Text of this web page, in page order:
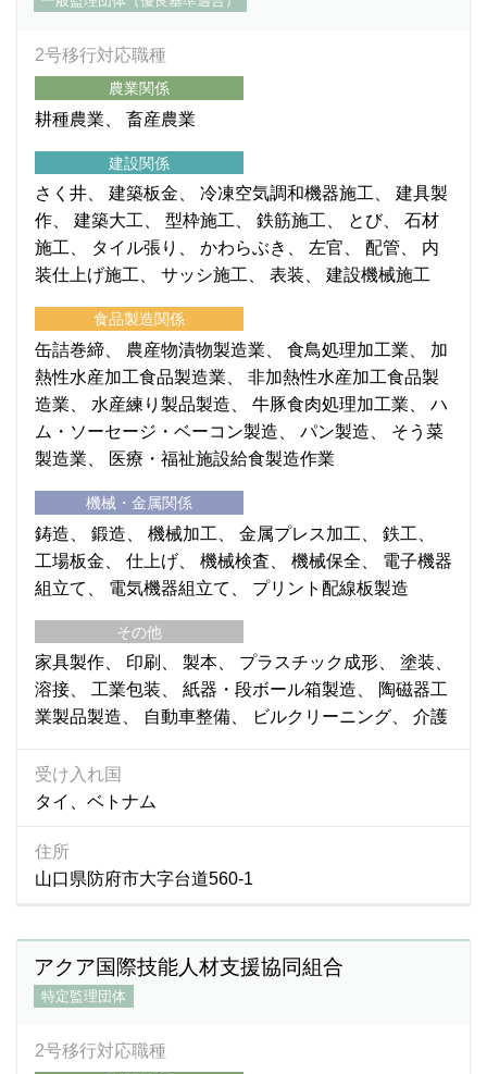
2号移行対応職種
農業関係
耕種農業 畜産農業
建設関係
さく井 建築板金 冷凍空気調和機器施工
建具製
作
建築大工 型枠施工 鉄筋施工 とび
石材
施工
タイル張り かわらぶき 左官 配管
内
装仕上げ施工
サッシ施工 表装 建設機械施工
食品製造関係
缶詰巻締 農産物漬物製造業 食鳥処理加工業
加
熱性水産加工食品製造業
非加熱性水産加工食品製
造業
水産練り製品製造 牛豚食肉処理加工業
ハ
ム・ソーセージ・ベーコン製造
パン製造
そう菜
製造業
医療・福祉施設給食製造作業
機械・金属関係
鋳造 鍛造 機械加工 金属プレス加工
鉄工
工場板金
仕上げ 機械検査 機械保全
電子機器
組立て
電気機器組立て プリント配線板製造
その他
家具製作 印刷 製本 プラスチック成形
塗装
溶接
工業包装 紙器・段ボール箱製造
陶磁器工
業製品製造
自動車整備 ビルクリーニング 介護
受け入れ国
タイ、ベトナム
住所
山口県防府市大字台道560-1
アクア国際技能人材支援協同組合
特定監理団体
2号移行対応職種